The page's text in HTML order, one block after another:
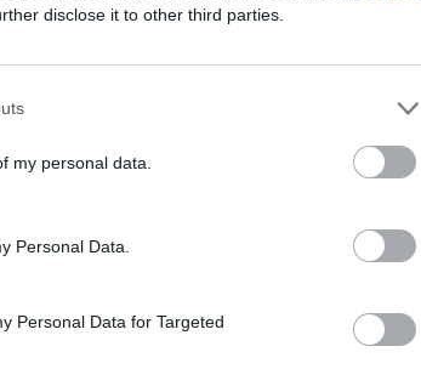
disclose it to other third parties.
my personal data.
Personal Data.
Personal Data for Targeted